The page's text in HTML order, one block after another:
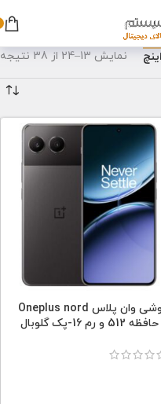
نمایش 13–24 از 38 نتیجه
گوشی وان پلاس Oneplus nord